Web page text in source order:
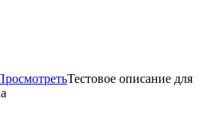
Тестовое описание для